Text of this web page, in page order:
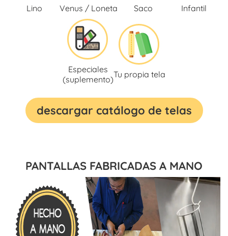
Lino Venus / Loneta Saco Infantil
Especiales
(suplemento)Tu propia tela
descargar catálogo de telas
PANTALLAS FABRICADAS A MANO